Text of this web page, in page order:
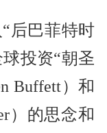
后巴菲特时
投资“朝圣
Buffett）和
）的思念和